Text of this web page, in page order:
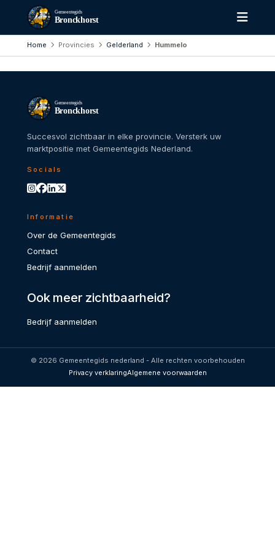
Gemeentegids
Bronckhorst
Home Provincies Gelderland Hummelo
Gemeentegids
Bronckhorst
Succesvol zichtbaar in elke provincie. Versterk uw
marktpositie met Gemeentegids Nederland.
Socials
Informatie
Over de Gemeentegids
Contact
Bedrijf aanmelden
Ook meer zichtbaarheid?
Bedrijf aanmelden
© 2026 Gemeentegids nederland - Alle rechten voorbehouden
Privacy verklaringAlgemene voorwaarden